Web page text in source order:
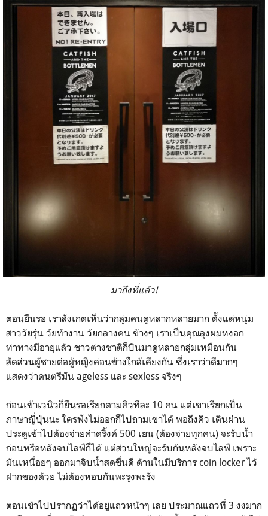
มาถึงที่แล้ว!
ตอนยืนรอ เราสังเกตเห็นว่ากลุ่มคนดูหลากหลายมาก ตั้งแต่หนุ่ม
สาววัยรุ่น วัยทำงาน วัยกลางคน ข้างๆ เราเป็นคุณลุงผมหงอก
ท่าทางมีอายุแล้ว ชาวต่างชาติก็บินมาดูหลายกลุ่มเหมือนกัน
สัดส่วนผู้ชายต่อผู้หญิงค่อนข้างใกล้เคียงกัน ซึ่งเราว่าดีมากๆ
แสดงว่าดนตรีมัน ageless และ sexless จริงๆ
ก่อนเข้าเวนิวก็ยืนรอเรียกตามคิวทีละ 10 คน แต่เขาเรียกเป็น
ภาษาญี่ปุ่นนะ ใครฟังไม่ออกก็ไปถามเขาได้ พอถึงคิว เดินผ่าน
ประตูเข้าไปต้องจ่ายค่าดริ้งค์ 500 เยน (ต้องจ่ายทุกคน) จะรับน้ำ
ก่อนหรือหลังจบไลฟ์ก็ได้ แต่ส่วนใหญ่จะรับกันหลังจบไลฟ์ เพราะ
มันเหนื่อยๆ ออกมาจิบน้ำสดชื่นดี ด้านในมีบริการ coin locker ไว้
ฝากของด้วย ไม่ต้องหอบกันพะรุงพะรัง
ตอนเข้าไปปรากฏว่าได้อยู่แถวหน้าๆ เลย ประมาณแถวที่ 3 งงมาก